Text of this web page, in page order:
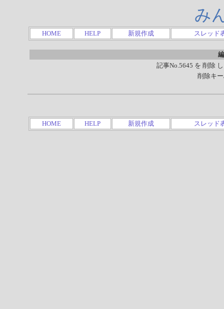
み
HOME HELP 新規作成 スレッド
記事No.5645 を 削除
削除キ
HOME HELP 新規作成 スレッド